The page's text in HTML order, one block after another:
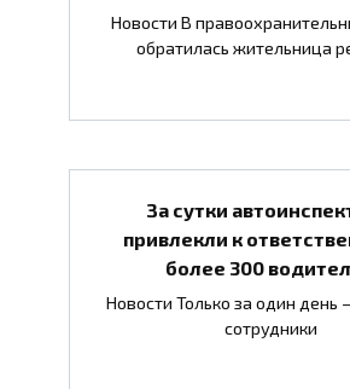
Новости В
обратилась жительница
За сутки
привлекли к
более 300
Новости Только за один день
сотрудники